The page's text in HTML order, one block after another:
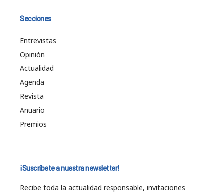
Secciones
Entrevistas
Opinión
Actualidad
Agenda
Revista
Anuario
Premios
¡Suscríbete a nuestra newsletter!
Recibe toda la actualidad responsable, invitaciones